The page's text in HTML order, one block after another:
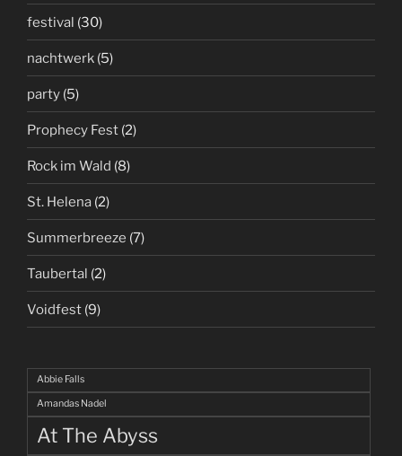
festival (30)
nachtwerk (5)
party (5)
Prophecy Fest (2)
Rock im Wald (8)
St. Helena (2)
Summerbreeze (7)
Taubertal (2)
Voidfest (9)
Abbie Falls
Amandas Nadel
At The Abyss